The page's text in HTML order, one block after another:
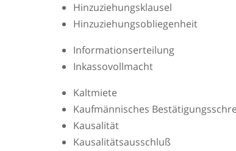
Hinzuziehungsklausel
Hinzuziehungsobliegenheit
Informationserteilung
Inkassovollmacht
Kaltmiete
Kaufmännisches
Kausalität
Kausalitätsausschluß